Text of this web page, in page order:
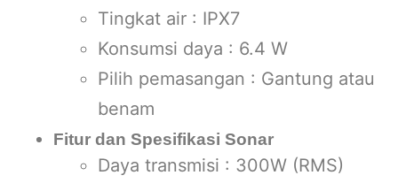
Tingkat air : IPX7
Konsumsi daya : 6.4 W
Pilih pemasangan : Gantung atau
benam
Fitur dan Spesifikasi Sonar
Daya transmisi : 300W (RMS)